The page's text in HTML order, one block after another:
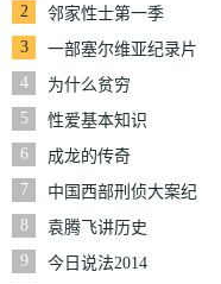
2
邻家性士第一季
3
一部塞尔维亚纪录片
4
为什么贫穷
5
性爱基本知识
6
成龙的传奇
7
中国西部刑侦大案纪
实
8
袁腾飞讲历史
9
今日说法2014